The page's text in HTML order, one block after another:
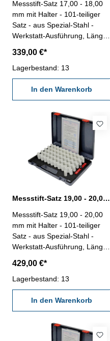
Messstift-Satz 17,00 - 18,00
mm mit Halter - 101-teiliger
Satz - aus Spezial-Stahl -
Werkstatt-Ausführung, Länge
0,004 mm - Stufung 0,01 mm
- mit Messstifthalter - im
Behältnis/Kasten Messbereich
17,0 - 18,00 mm
339,00 €*
Lagerbestand: 13
In den Warenkorb
Messstift-Satz 19,00 - 20,00 mm 101 tlg. mit Halter
Messstift-Satz 19,00 - 20,00
mm mit Halter - 101-teiliger
Satz - aus Spezial-Stahl -
Werkstatt-Ausführung, Länge
0,004 mm - Stufung 0,01 mm
- mit Messstifthalter - im
Behältnis/Kasten Messbereich
19,0 - 20,00 mm
429,00 €*
Lagerbestand: 13
In den Warenkorb